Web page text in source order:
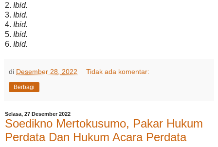
2. Ibid.
3. Ibid.
4. Ibid.
5. Ibid.
6. Ibid.
di Desember 28, 2022 Tidak ada komentar:
Berbagi
Selasa, 27 Desember 2022
Soedikno Mertokusumo, Pakar Hukum
Perdata Dan Hukum Acara Perdata